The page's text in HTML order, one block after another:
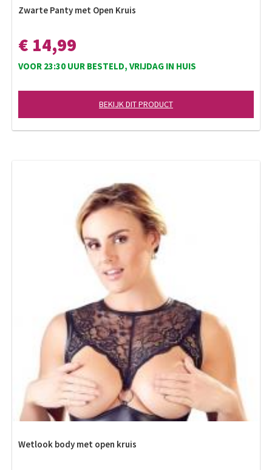
Zwarte Panty met Open Kruis
€ 14,99
VOOR 23:30 UUR BESTELD, VRIJDAG IN HUIS
BEKIJK DIT PRODUCT
Wetlook body met open kruis